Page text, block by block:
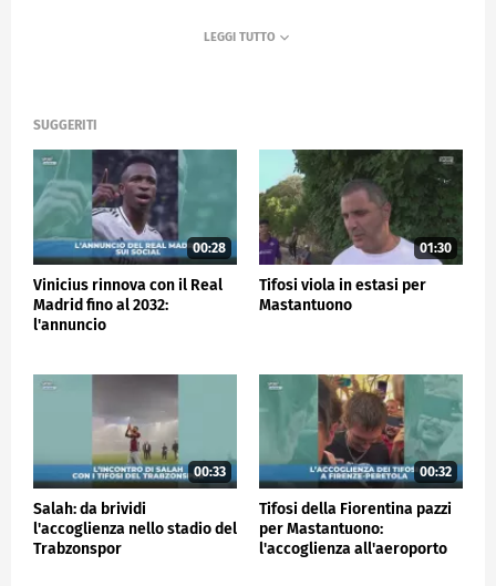
sbilancia sulle possibilità di una permanenza di
SUGGERITI
00:28
Vinicius rinnova con il Real
Madrid fino al 2032:
l'annuncio
01:30
Tifosi viola in estasi per
Mastantuono
00:33
Salah: da brividi
l'accoglienza nello stadio del
Trabzonspor
00:32
Tifosi della Fiorentina pazzi
per Mastantuono:
l'accoglienza all'aeroporto